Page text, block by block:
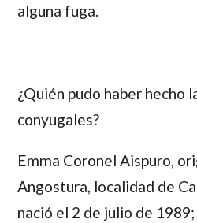
alguna fuga.
¿Quién pudo haber hecho
conyugales?
Emma Coronel Aispuro,
Angostura, localidad de
nació el 2 de julio de